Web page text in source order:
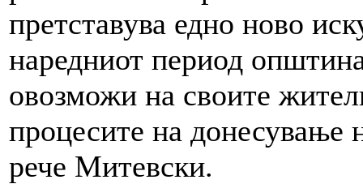
претставува едно ново
наредниот период
овозможи на своите
процесите на донесување
рече Митевски.